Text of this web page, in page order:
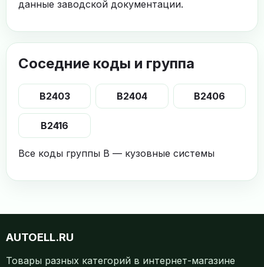
данные заводской документации.
Соседние коды и группа
B2403 B2404 B2406
B2416
Все коды группы B — кузовные системы
AUTOELL.RU
Товары разных категорий в интернет-магазине